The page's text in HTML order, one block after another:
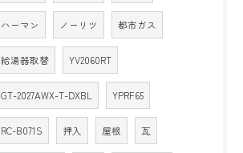
ハーマン ノーリツ 都市ガス
給湯器取替 YV2060RT
GT-2027AWX-T-DXBL YPRF65
RC-B071S 押入 屋根 瓦